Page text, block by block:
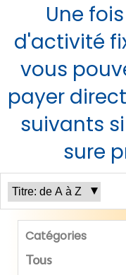
Une
d'activité
vous
payer
suivants
sure
Catégories
Tous